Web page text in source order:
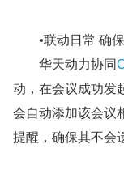
•联动日常 确保
华天动力协同
动，在会议成功发
会自动添加该会议
提醒，确保其不会